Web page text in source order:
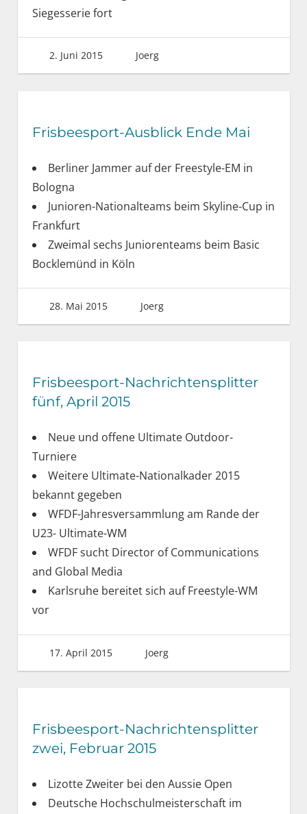
Siegesserie fort
2. Juni 2015 Joerg
Frisbeesport-Ausblick Ende Mai
Berliner Jammer auf der Freestyle-EM in
Bologna
Junioren-Nationalteams beim Skyline-Cup in
Frankfurt
Zweimal sechs Juniorenteams beim Basic
Bocklemünd in Köln
28. Mai 2015 Joerg
Frisbeesport-Nachrichtensplitter
fünf, April 2015
Neue und offene Ultimate Outdoor-
Turniere
Weitere Ultimate-Nationalkader 2015
bekannt gegeben
WFDF-Jahresversammlung am Rande der
U23- Ultimate-WM
WFDF sucht Director of Communications
and Global Media
Karlsruhe bereitet sich auf Freestyle-WM
vor
17. April 2015 Joerg
Frisbeesport-Nachrichtensplitter
zwei, Februar 2015
Lizotte Zweiter bei den Aussie Open
Deutsche Hochschulmeisterschaft im